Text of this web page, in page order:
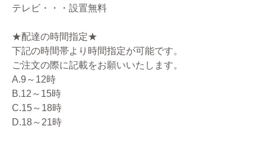
テレビ・・・設置無料
★配達の時間指定★
下記の時間帯より時間指定が可能です。
ご注文の際に記載をお願いいたします。
A.9～12時
B.12～15時
C.15～18時
D.18～21時